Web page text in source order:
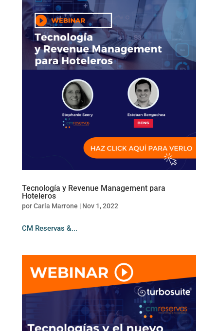
Tecnología y Revenue Management para
Hoteleros
porCarla Marrone | Nov 1, 2022
CM Reservas &...